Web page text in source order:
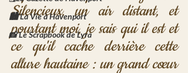
🏙️ La Vie à Havenport
📸 Le Scrapbook de Lyra
Silencieux, un air distant, et
pourtant moi, je sais qui il est et
ce qu'il cache derrière cette
allure hautaine : un grand cœur